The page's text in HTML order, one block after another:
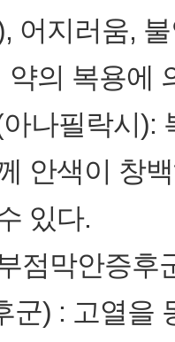
어지러움,
약의 복용에
나필락시):
안색이 창
있다.
점막안증후
군) : 고열을